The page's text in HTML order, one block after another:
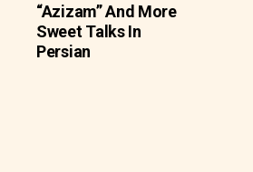
“Azizam” And More
Sweet Talks In
Persian